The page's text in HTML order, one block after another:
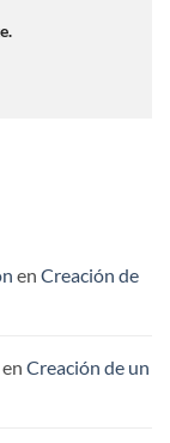
en Creación de
en Creación de un